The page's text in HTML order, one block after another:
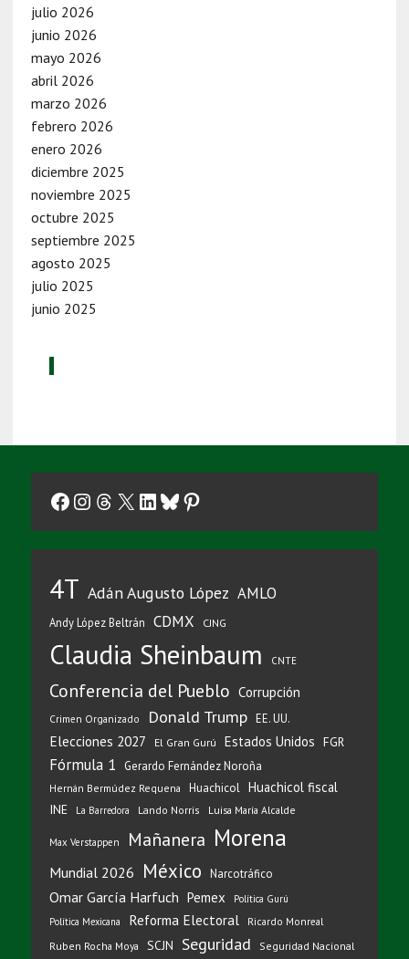
julio 2026
junio 2026
mayo 2026
abril 2026
marzo 2026
febrero 2026
enero 2026
diciembre 2025
noviembre 2025
octubre 2025
septiembre 2025
agosto 2025
julio 2025
junio 2025
Facebook
Instagram
Threads
X LinkedIn
Bluesky
Pinterest
4T Adán Augusto López AMLO
Andy López Beltrán CDMX CJNG
Claudia Sheinbaum CNTE
Conferencia del Pueblo Corrupción
Crimen Organizado Donald Trump EE. UU.
Elecciones 2027 El Gran Gurú Estados Unidos FGR
Fórmula 1 Gerardo Fernández Noroña
Hernán Bermúdez Requena Huachicol Huachicol fiscal
INE La Barredora Lando Norris Luisa María Alcalde
Max Verstappen Mañanera Morena
Mundial 2026 México Narcotráfico
Omar García Harfuch Pemex
Política Gurú
Política Mexicana
Reforma Electoral
Ricardo Monreal
Ruben Rocha Moya
SCJN Seguridad Seguridad Nacional